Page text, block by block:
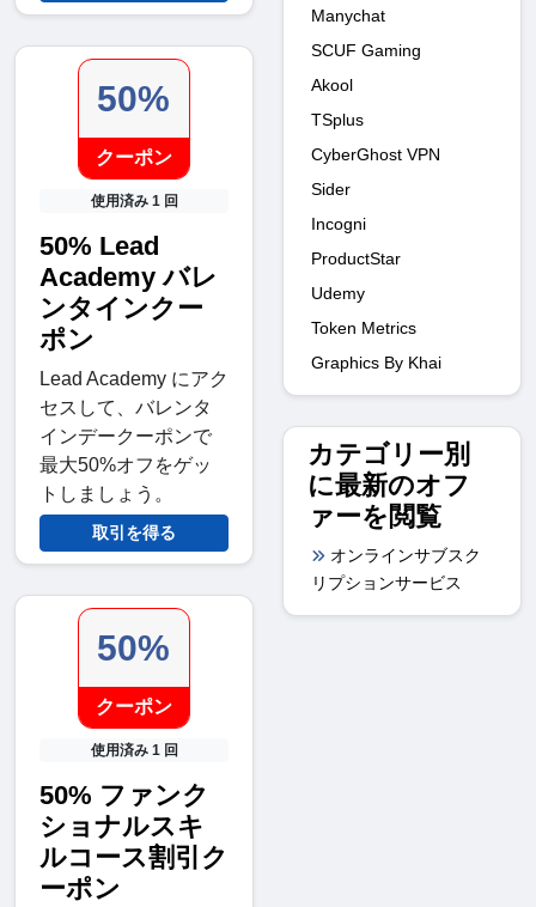
50%
クーポン
使用済み 1 回
50% Lead
Academy バレ
ンタインクー
ポン
Lead Academy にアク
セスして、バレンタ
インデークーポンで
最大50%オフをゲッ
トしましょう。
取引を得る
50%
クーポン
使用済み 1 回
50% ファンク
ショナルスキ
ルコース割引ク
ーポン
Manychat
SCUF Gaming
Akool
TSplus
CyberGhost VPN
Sider
Incogni
ProductStar
Udemy
Token Metrics
Graphics By Khai
カテゴリー別
に最新のオフ
ァーを閲覧
オンラインサブスク
リプションサービス